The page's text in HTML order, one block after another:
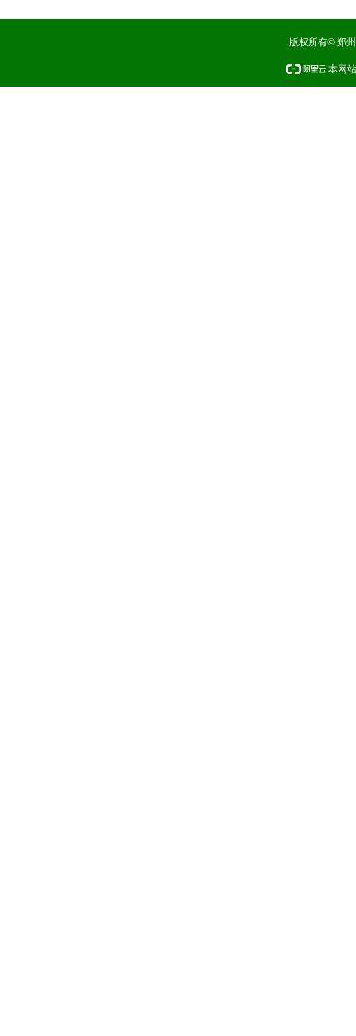
版权所有© 郑
本网